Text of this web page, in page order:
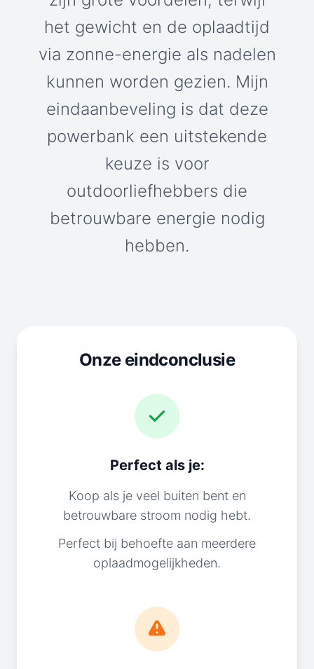
het gewicht en de oplaadtijd
via zonne-energie als nadelen
kunnen worden gezien. Mijn
eindaanbeveling is dat deze
powerbank een uitstekende
keuze is voor
outdoorliefhebbers die
betrouwbare energie nodig
hebben.
Onze eindconclusie
Perfect als je:
Koop als je veel buiten bent en
betrouwbare stroom nodig hebt.
Perfect bij behoefte aan meerdere
oplaadmogelijkheden.